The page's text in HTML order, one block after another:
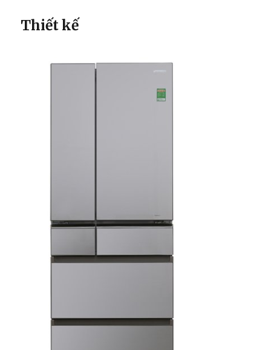
Thiết kế